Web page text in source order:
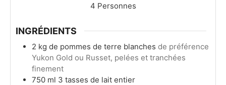
4 Personnes
INGRÉDIENTS
2 kg de pommes de terre blanches de préférence
Yukon Gold ou Russet, pelées et tranchées
finement
750 ml 3 tasses de lait entier